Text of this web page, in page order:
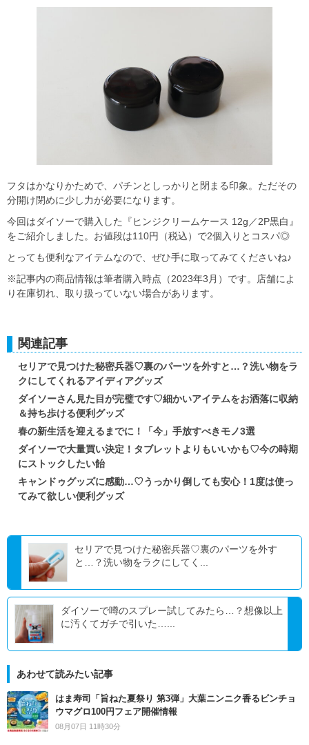
フタはかなりかためで、パチンとしっかりと閉まる印象。ただその
分開け閉めに少し力が必要になります。
今回はダイソーで購入した『ヒンジクリームケース 12g／2P黒白』
をご紹介しました。お値段は110円（税込）で2個入りとコスパ◎
とっても便利なアイテムなので、ぜひ手に取ってみてくださいね♪
※記事内の商品情報は筆者購入時点（2023年3月）です。店舗によ
り在庫切れ、取り扱っていない場合があります。
関連記事
セリアで見つけた秘密兵器♡裏のパーツを外すと…？洗い物をラ
クにしてくれるアイディアグッズ
ダイソーさん見た目が完璧です♡細かいアイテムをお洒落に収納
＆持ち歩ける便利グッズ
春の新生活を迎えるまでに！「今」手放すべきモノ3選
ダイソーで大量買い決定！タブレットよりもいいかも♡今の時期
にストックしたい飴
キャンドゥグッズに感動…♡うっかり倒しても安心！1度は使っ
てみて欲しい便利グッズ
セリアで見つけた秘密兵器♡裏のパーツを外す
と…？洗い物をラクにしてく...
ダイソーで噂のスプレー試してみたら…？想像以上
に汚くてガチで引いた…...
あわせて読みたい記事
はま寿司「旨ねた夏祭り 第3弾」大葉ニンニク香るビンチョ
ウマグロ100円フェア開催情報
08月07日 11時30分